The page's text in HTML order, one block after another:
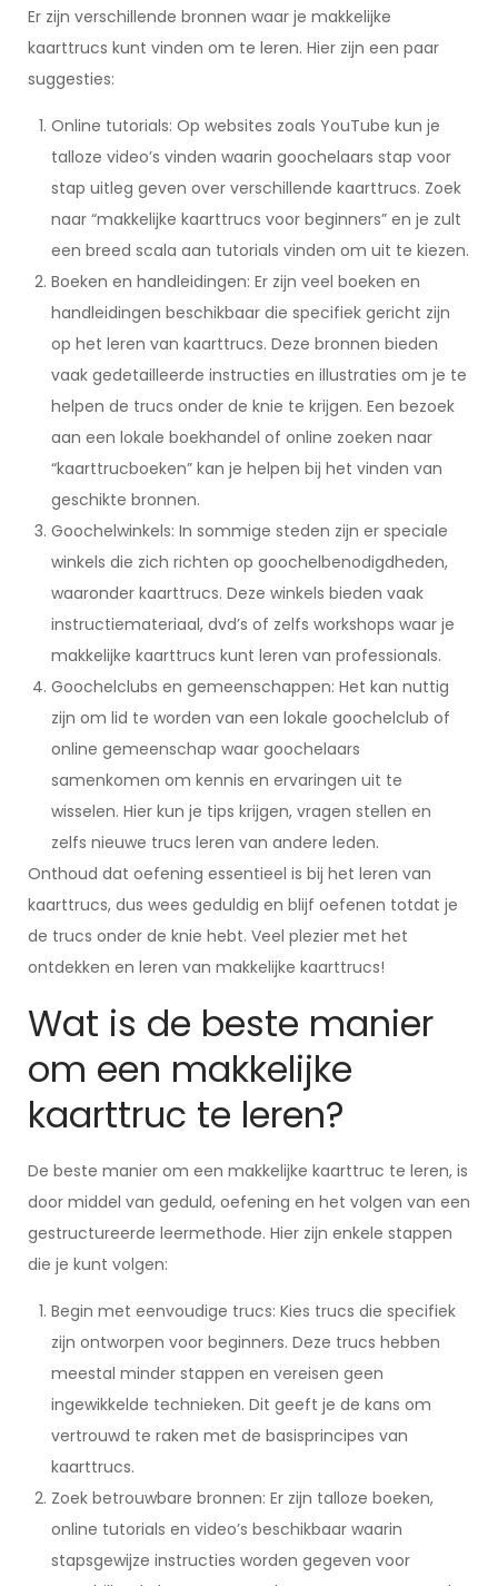
Er zijn verschillende bronnen waar je makkelijke
kaarttrucs kunt vinden om te leren. Hier zijn een paar
suggesties:
Online tutorials: Op websites zoals YouTube kun je
talloze video’s vinden waarin goochelaars stap voor
stap uitleg geven over verschillende kaarttrucs. Zoek
naar “makkelijke kaarttrucs voor beginners” en je zult
een breed scala aan tutorials vinden om uit te kiezen.
Boeken en handleidingen: Er zijn veel boeken en
handleidingen beschikbaar die specifiek gericht zijn
op het leren van kaarttrucs. Deze bronnen bieden
vaak gedetailleerde instructies en illustraties om je te
helpen de trucs onder de knie te krijgen. Een bezoek
aan een lokale boekhandel of online zoeken naar
“kaarttrucboeken” kan je helpen bij het vinden van
geschikte bronnen.
Goochelwinkels: In sommige steden zijn er speciale
winkels die zich richten op goochelbenodigdheden,
waaronder kaarttrucs. Deze winkels bieden vaak
instructiemateriaal, dvd’s of zelfs workshops waar je
makkelijke kaarttrucs kunt leren van professionals.
Goochelclubs en gemeenschappen: Het kan nuttig
zijn om lid te worden van een lokale goochelclub of
online gemeenschap waar goochelaars
samenkomen om kennis en ervaringen uit te
wisselen. Hier kun je tips krijgen, vragen stellen en
zelfs nieuwe trucs leren van andere leden.
Onthoud dat oefening essentieel is bij het leren van
kaarttrucs, dus wees geduldig en blijf oefenen totdat je
de trucs onder de knie hebt. Veel plezier met het
ontdekken en leren van makkelijke kaarttrucs!
Wat is de beste manier
om een makkelijke
kaarttruc te leren?
De beste manier om een makkelijke kaarttruc te leren, is
door middel van geduld, oefening en het volgen van een
gestructureerde leermethode. Hier zijn enkele stappen
die je kunt volgen:
Begin met eenvoudige trucs: Kies trucs die specifiek
zijn ontworpen voor beginners. Deze trucs hebben
meestal minder stappen en vereisen geen
ingewikkelde technieken. Dit geeft je de kans om
vertrouwd te raken met de basisprincipes van
kaarttrucs.
Zoek betrouwbare bronnen: Er zijn talloze boeken,
online tutorials en video’s beschikbaar waarin
stapsgewijze instructies worden gegeven voor